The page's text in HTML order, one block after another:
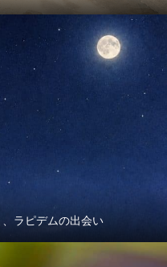
ラピデムの出会い